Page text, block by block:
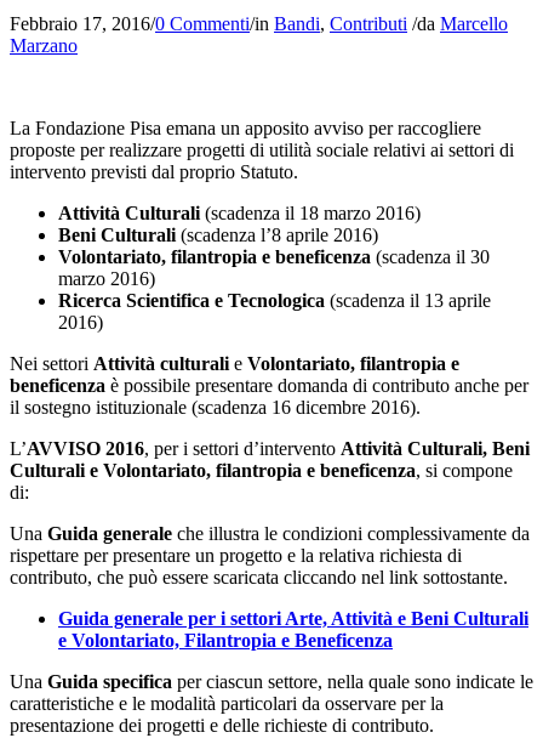
Febbraio 17, 2016/0 Commenti/in Bandi, Contributi /da Marcello
Marzano
La Fondazione Pisa emana un apposito avviso per raccogliere
proposte per realizzare progetti di utilità sociale relativi ai settori di
intervento previsti dal proprio Statuto.
Attività Culturali (scadenza il 18 marzo 2016)
Beni Culturali (scadenza l’8 aprile 2016)
Volontariato, filantropia e beneficenza (scadenza il 30
marzo 2016)
Ricerca Scientifica e Tecnologica (scadenza il 13 aprile
2016)
Nei settori Attività culturali e Volontariato, filantropia e
beneficenza è possibile presentare domanda di contributo anche per
il sostegno istituzionale (scadenza 16 dicembre 2016).
L’AVVISO 2016, per i settori d’intervento Attività Culturali, Beni
Culturali e Volontariato, filantropia e beneficenza, si compone
di:
Una Guida generale che illustra le condizioni complessivamente da
rispettare per presentare un progetto e la relativa richiesta di
contributo, che può essere scaricata cliccando nel link sottostante.
Guida generale per i settori Arte, Attività e Beni Culturali
e Volontariato, Filantropia e Beneficenza
Una Guida specifica per ciascun settore, nella quale sono indicate le
caratteristiche e le modalità particolari da osservare per la
presentazione dei progetti e delle richieste di contributo.